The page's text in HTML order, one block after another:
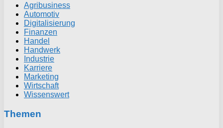
Agribusiness
Automotiv
Digitalisierung
Finanzen
Handel
Handwerk
Industrie
Karriere
Marketing
Wirtschaft
Wissenswert
Themen